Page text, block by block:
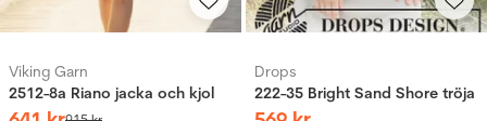
Viking Garn
2512-8a Riano jacka och kjol
Drops
222-35 Bright Sand Shore tröja